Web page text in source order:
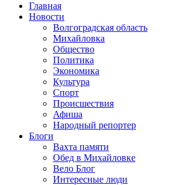
Главная
Новости
Волгоградская область
Михайловка
Общество
Политика
Экономика
Культура
Спорт
Происшествия
Афиша
Народный репортер
Блоги
Вахта памяти
Обед в Михайловке
Вело Блог
Интересные люди